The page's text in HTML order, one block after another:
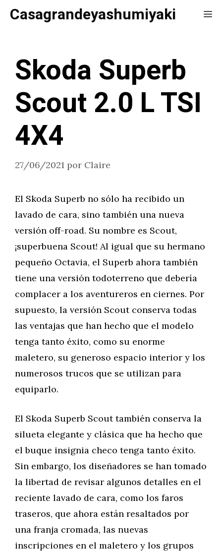
SaltarCasagrandeyashumiyaki
Skoda Superb
Scout 2.0 L TSI
4X4
27/06/2021 por Claire
El Skoda Superb no sólo ha recibido un
lavado de cara, sino también una nueva
versión off-road. Su nombre es Scout,
¡superbuena Scout! Al igual que su hermano
pequeño Octavia, el Superb ahora también
tiene una versión todoterreno que debería
complacer a los aventureros en ciernes. Por
supuesto, la versión Scout conserva todas
las ventajas que han hecho que el modelo
tenga tanto éxito, como su enorme
maletero, su generoso espacio interior y los
numerosos trucos que se utilizan para
equiparlo.
El Skoda Superb Scout también conserva la
silueta elegante y clásica que ha hecho que
el buque insignia checo tenga tanto éxito.
Sin embargo, los diseñadores se han tomado
la libertad de revisar algunos detalles en el
reciente lavado de cara, como los faros
traseros, que ahora están resaltados por
una franja cromada, las nuevas
inscripciones en el maletero y los grupos